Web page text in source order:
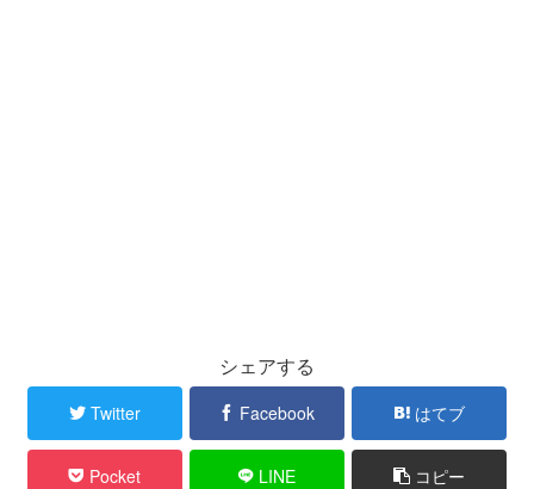
シェアする
Twitter Facebook はてブ
Pocket LINE コピー